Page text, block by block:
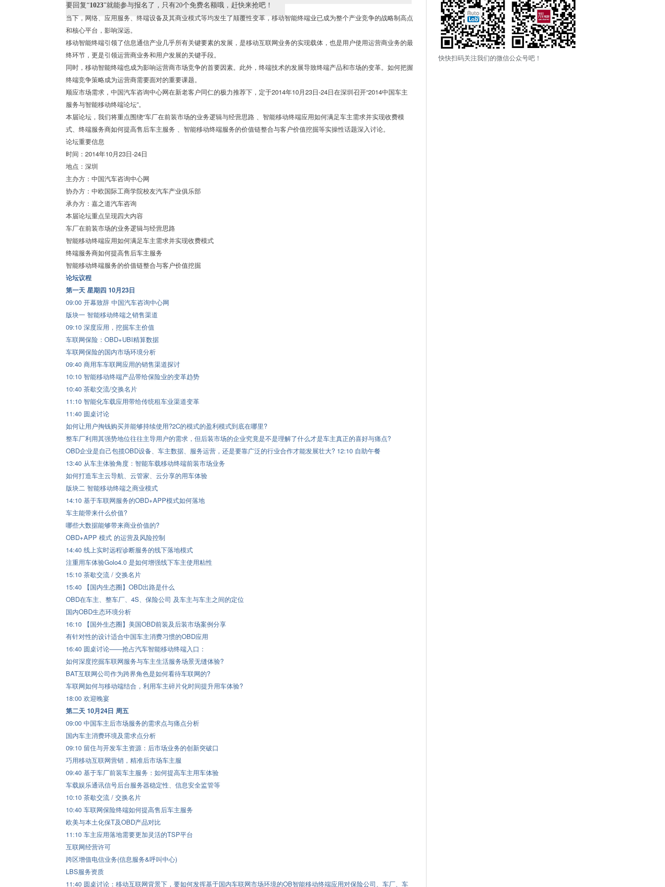
要回复“1023”就能参与报名了，只有20个免费名额哦，赶快来抢吧！
当下，网络、应用服务、终端设备及其商业模式等均发生了颠覆性变革，移动智能终端业已成为整个产业竞争的战略制高点
和核心平台，影响深远。
移动智能终端引领了信息通信产业几乎所有关键要素的发展，是移动互联网业务的实现载体，也是用户使用运营商业务的最
终环节，更是引领运营商业务和用户发展的关键手段。
同时，移动智能终端也成为影响运营商市场竞争的首要因素。此外，终端技术的发展导致终端产品和市场的变革。如何把握
终端竞争策略成为运营商需要面对的重要课题。
顺应市场需求，中国汽车咨询中心网在新老客户同仁的极力推荐下，定于2014年10月23日-24日在深圳召开“2014中国车主
服务与智能移动终端论坛”。
本届论坛，我们将重点围绕“车厂在前装市场的业务逻辑与经营思路 、智能移动终端应用如何满足车主需求并实现收费模
式、终端服务商如何提高售后车主服务 、智能移动终端服务的价值链整合与客户价值挖掘等实操性话题深入讨论。
论坛重要信息
时间：2014年10月23日-24日
地点：深圳
主办方：中国汽车咨询中心网
协办方：中欧国际工商学院校友汽车产业俱乐部
承办方：嘉之道汽车咨询
本届论坛重点呈现四大内容
车厂在前装市场的业务逻辑与经营思路
智能移动终端应用如何满足车主需求并实现收费模式
终端服务商如何提高售后车主服务
智能移动终端服务的价值链整合与客户价值挖掘
论坛议程
第一天 星期四 10月23日
09:00 开幕致辞 中国汽车咨询中心网
版块一 智能移动终端之销售渠道
09:10 深度应用，挖掘车主价值
车联网保险：OBD+UBI精算数据
车联网保险的国内市场环境分析
09:40 商用车车联网应用的销售渠道探讨
10:10 智能移动终端产品带给保险业的变革趋势
10:40 茶歇交流/交换名片
11:10 智能化车载应用带给传统租车业渠道变革
11:40 圆桌讨论
如何让用户掏钱购买并能够持续使用?2C的模式的盈利模式到底在哪里?
整车厂利用其强势地位往往主导用户的需求，但后装市场的企业究竟是不是理解了什么才是车主真正的喜好与痛点?
OBD企业是自己包揽OBD设备、车主数据、服务运营，还是要靠广泛的行业合作才能发展壮大? 12:10 自助午餐
13:40 从车主体验角度：智能车载移动终端前装市场业务
如何打造车主云导航、云管家、云分享的用车体验
版块二 智能移动终端之商业模式
14:10 基于车联网服务的OBD+APP模式如何落地
车主能带来什么价值?
哪些大数据能够带来商业价值的?
OBD+APP 模式 的运营及风险控制
14:40 线上实时远程诊断服务的线下落地模式
注重用车体验Golo4.0 是如何增强线下车主使用粘性
15:10 茶歇交流 / 交换名片
15:40 【国内生态圈】OBD出路是什么
OBD在车主、整车厂、4S、保险公司 及车主与车主之间的定位
国内OBD生态环境分析
16:10 【国外生态圈】美国OBD前装及后装市场案例分享
有针对性的设计适合中国车主消费习惯的OBD应用
16:40 圆桌讨论——抢占汽车智能移动终端入口：
如何深度挖掘车联网服务与车主生活服务场景无缝体验?
BAT互联网公司作为跨界角色是如何看待车联网的?
车联网如何与移动端结合，利用车主碎片化时间提升用车体验?
18:00 欢迎晚宴
第二天 10月24日 周五
09:00 中国车主后市场服务的需求点与痛点分析
国内车主消费环境及需求点分析
09:10 留住与开发车主资源：后市场业务的创新突破口
巧用移动互联网营销，精准后市场车主服
09:40 基于车厂前装车主服务：如何提高车主用车体验
车载娱乐通讯信号后台服务器稳定性、信息安全监管等
10:10 茶歇交流 / 交换名片
10:40 车联网保险终端如何提高售后车主服务
欧美与本土化保T及OBD产品对比
11:10 车主应用落地需要更加灵活的TSP平台
互联网经营许可
跨区增值电信业务(信息服务&呼叫中心)
LBS服务资质
11:40 圆桌讨论：移动互联网背景下，要如何发挥基于国内车联网市场环境的OB智能移动终端应用对保险公司、车厂、车
快快扫码关注我们的微信公众号吧！